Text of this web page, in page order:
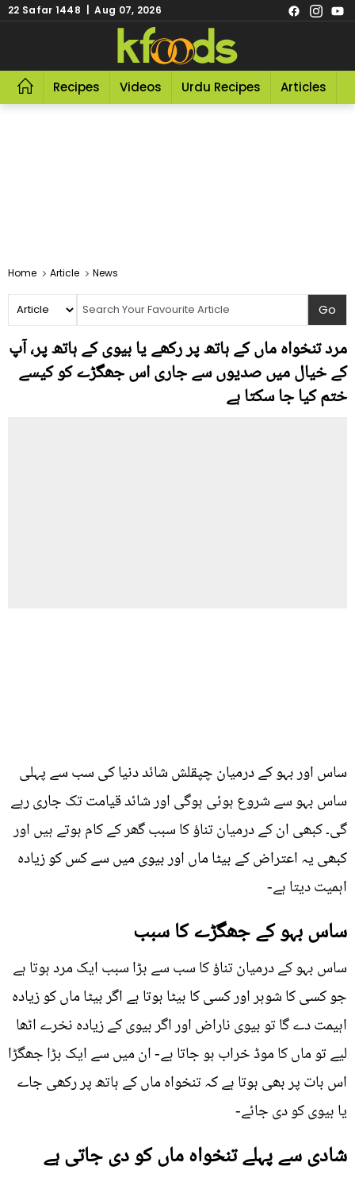
22 Safar 1448 | Aug 07, 2026
Recipes Videos Urdu Recipes Articles
Home Article News
مرد تنخواہ ماں کے ہاتھ پر رکھے یا بیوی کے ہاتھ پر، آپ
کے خیال میں صدیوں سے جاری اس جھگڑے کو کیسے
ختم کیا جا سکتا ہے
ساس اور بہو کے درمیان چپقلش شائد دنیا کی سب سے پہلی
ساس بہو سے شروع ہوئی ہوگی اور شائد قیامت تک جاری رہے
گی۔ کبھی ان کے درمیان تناؤ کا سبب گھر کے کام ہوتے ہیں اور
کبھی یہ اعتراض کے بیٹا ماں اور بیوی میں سے کس کو زيادہ
اہمیت دیتا ہے-
ساس بہو کے جھگڑے کا سبب
ساس بہو کے درمیان تناؤ کا سب سے بڑا سبب ایک مرد ہوتا ہے
جو کسی کا شوہر اور کسی کا بیٹا ہوتا ہے اگر بیٹا ماں کو زیادہ
اہیمت دے گا تو بیوی ناراض اور اگر بیوی کے زيادہ نخرے اٹھا
لیے تو ماں کا موڈ خراب ہو جاتا ہے- ان میں سے ایک بڑا جھگڑا
اس بات پر بھی ہوتا ہے کہ تنخواہ ماں کے ہاتھ پر رکھی جاے
یا بیوی کو دی جائے-
شادی سے پہلے تنخواہ ماں کو دی جاتی ہے